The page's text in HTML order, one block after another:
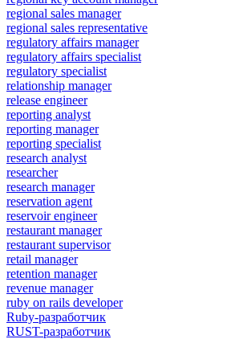
regional sales manager
regional sales representative
regulatory affairs manager
regulatory affairs specialist
regulatory specialist
relationship manager
release engineer
reporting analyst
reporting manager
reporting specialist
research analyst
researcher
research manager
reservation agent
reservoir engineer
restaurant manager
restaurant supervisor
retail manager
retention manager
revenue manager
ruby on rails developer
Ruby-разработчик
RUST-разработчик